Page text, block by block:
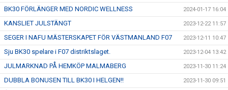
BK30 FÖRLÄNGER MED NORDIC WELLNESS 2024-01-17 16:04
KANSLIET JULSTÄNGT 2023-12-22 11:57
SEGER I NAFU MÄSTERSKAPET FÖR VÄSTMANLAND F07 2023-12-11 10:47
Sju BK30 spelare i F07 distriktslaget. 2023-12-04 13:42
JULMARKNAD PÅ HEMKÖP MALMABERG 2023-11-30 11:24
DUBBLA BONUSEN TILL BK30 I HELGEN!! 2023-11-30 09:51